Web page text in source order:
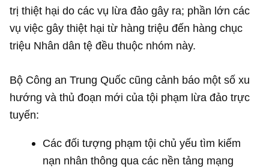
trị thiệt hại do các vụ lừa đảo gây ra; phần lớn các
vụ việc gây thiệt hại từ hàng triệu đến hàng chục
triệu Nhân dân tệ đều thuộc nhóm này.
Bộ Công an Trung Quốc cũng cảnh báo một số xu
hướng và thủ đoạn mới của tội phạm lừa đảo trực
tuyến:
Các đối tượng phạm tội chủ yếu tìm kiếm
nạn nhân thông qua các nền tảng mạng